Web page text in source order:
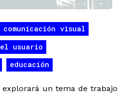
comunicación visual
usuario
educación
un tema de trabajo